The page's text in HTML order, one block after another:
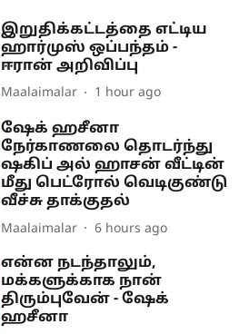
இறுதிக்கட்டத்தை எட்டிய
ஹார்முஸ் ஒப்பந்தம் -
ஈரான் அறிவிப்பு
Maalaimalar 1 hour ago
ஷேக் ஹசீனா
நேர்காணலை தொடர்ந்து
ஷகிப் அல் ஹாசன் வீட்டின்
மீது பெட்ரோல் வெடிகுண்டு
வீச்சு தாக்குதல்
Maalaimalar 6 hours ago
என்ன நடந்தாலும்,
மக்களுக்காக நான்
திரும்புவேன் - ஷேக்
ஹசீனா